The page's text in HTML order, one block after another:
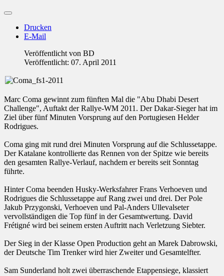
Drucken
E-Mail
Veröffentlicht von BD
Veröffentlicht: 07. April 2011
Marc Coma gewinnt zum fünften Mal die "Abu Dhabi Desert
Challenge", Auftakt der Rallye-WM 2011. Der Dakar-Sieger hat im
Ziel über fünf Minuten Vorsprung auf den Portugiesen Helder
Rodrigues.
Coma ging mit rund drei Minuten Vorsprung auf die Schlussetappe.
Der Katalane kontrollierte das Rennen von der Spitze wie bereits
den gesamten Rallye-Verlauf, nachdem er bereits seit Sonntag
führte.
Hinter Coma beenden Husky-Werksfahrer Frans Verhoeven und
Rodrigues die Schlussetappe auf Rang zwei und drei. Der Pole
Jakub Przygonski, Verhoeven und Pal-Anders Ullevalseter
vervollständigen die Top fünf in der Gesamtwertung. David
Frétigné wird bei seinem ersten Auftritt nach Verletzung Siebter.
Der Sieg in der Klasse Open Production geht an Marek Dabrowski,
der Deutsche Tim Trenker wird hier Zweiter und Gesamtelfter.
Sam Sunderland holt zwei überraschende Etappensiege, klassiert